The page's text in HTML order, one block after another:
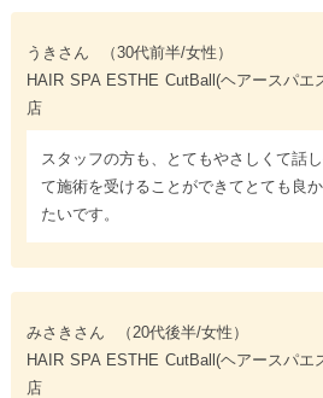
うきさん
（30代前半/女性）
HAIR SPA ESTHE CutBall(ヘアースパ
店
スタッフの方も、とてもやさしくて話
て施術を受けることができてとても良
たいです。
みさきさん
（20代後半/女性）
HAIR SPA ESTHE CutBall(ヘアースパ
店